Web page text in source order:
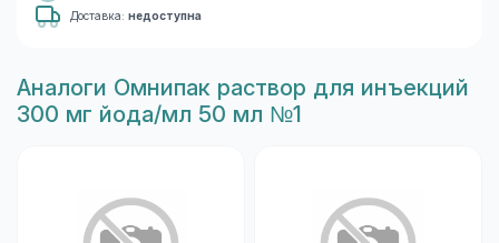
Доставка: недоступна
Aналоги Омнипак раствор для инъекций
300 мг йода/мл 50 мл №1